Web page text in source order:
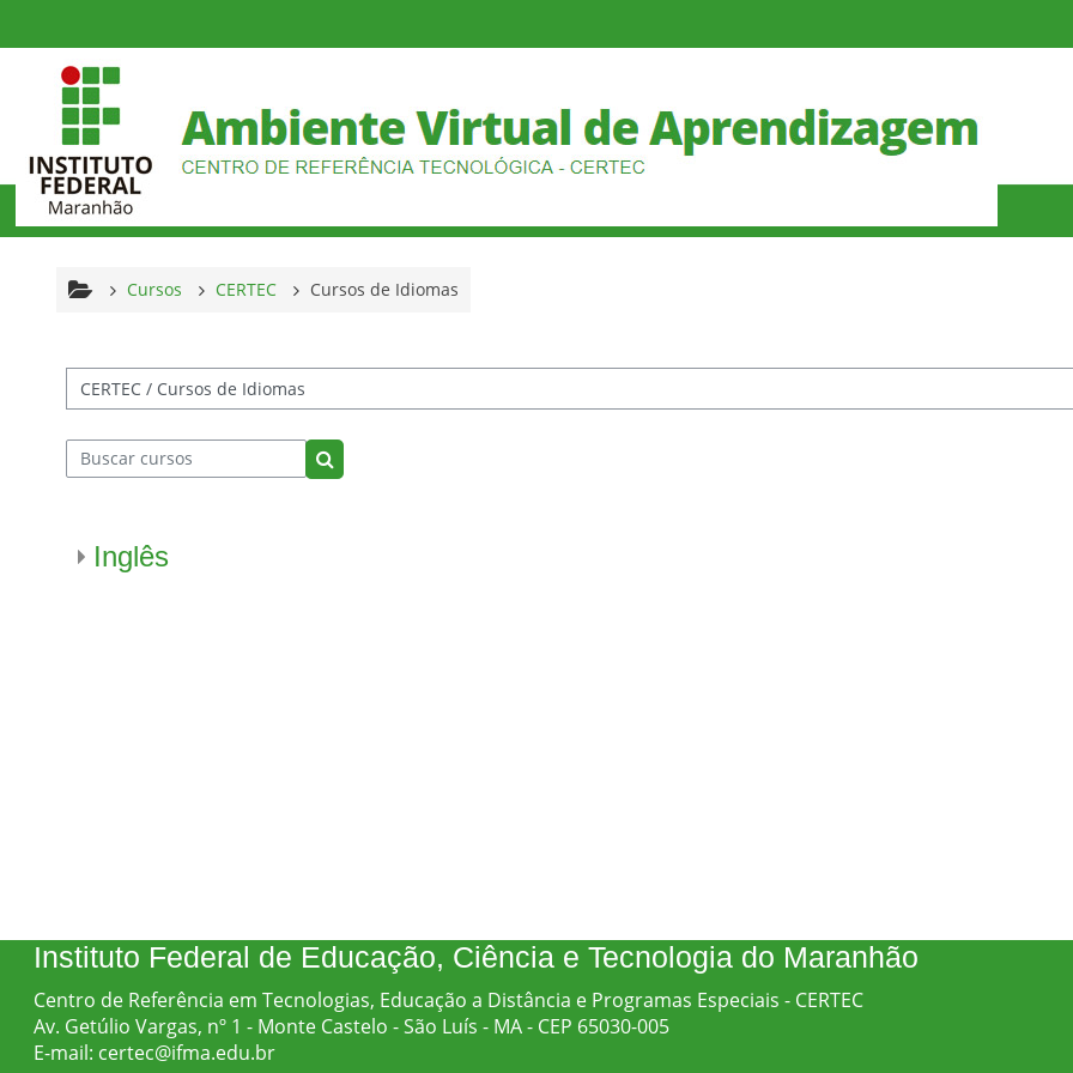
Cursos CERTEC Cursos de Idiomas
de Cursos
Buscar cursos
Buscar cursos
Inglês
Instituto Federal de Educação, Ciência e Tecnologia do Maranhão
Centro de Referência em Tecnologias, Educação a Distância e Programas Especiais - CERTEC
Av. Getúlio Vargas, nº 1 - Monte Castelo - São Luís - MA - CEP 65030-005
E-mail: certec@ifma.edu.br